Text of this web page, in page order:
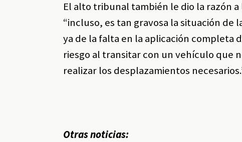
El alto tribunal también le dio la razón
“incluso, es tan gravosa la situación de
ya de la falta en la aplicación completa
riesgo al transitar con un vehículo que
realizar los desplazamientos
Otras noticias: